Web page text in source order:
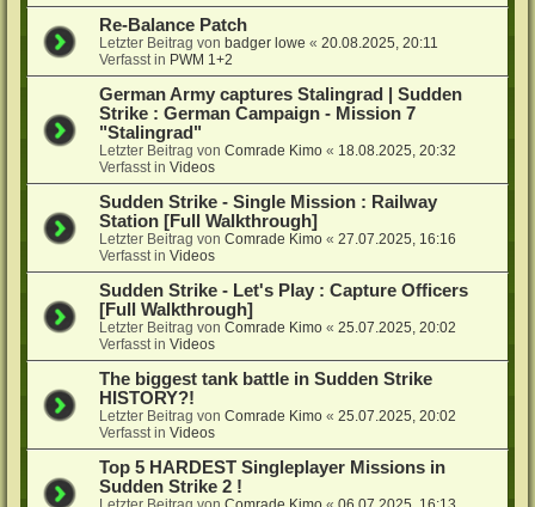
Re-Balance Patch
Letzter Beitrag vonbadger lowe «20.08.2025, 20:11
Verfasst in PWM 1+2
German Army captures Stalingrad | Sudden
Strike : German Campaign - Mission 7
"Stalingrad"
Letzter Beitrag vonComrade Kimo « 18.08.2025, 20:32
Verfasst inVideos
Sudden Strike - Single Mission : Railway
Station [Full Walkthrough]
Letzter Beitrag vonComrade Kimo «27.07.2025, 16:16
Verfasst inVideos
Sudden Strike - Let's Play : Capture Officers
[Full Walkthrough]
Letzter Beitrag vonComrade Kimo «25.07.2025, 20:02
Verfasst inVideos
The biggest tank battle in Sudden Strike
HISTORY?!
Letzter Beitrag vonComrade Kimo «25.07.2025, 20:02
Verfasst inVideos
Top 5 HARDEST Singleplayer Missions in
Sudden Strike 2 !